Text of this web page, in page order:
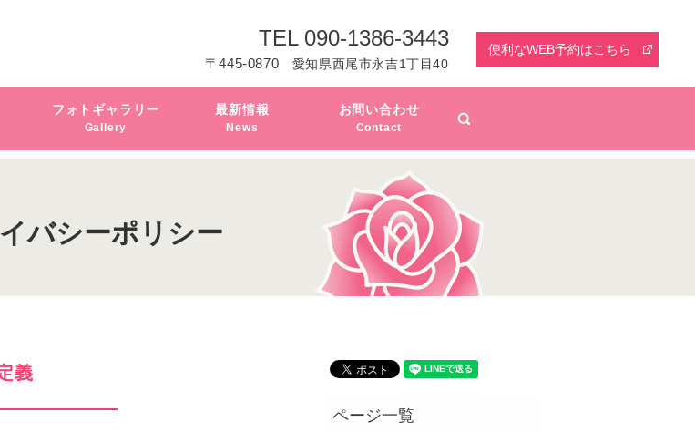
フォトギャラリー
Gallery
最新情報
News
お問い合わせ
Contact
TEL 090-1386-3443
〒445-0870 愛知県西尾市永吉1丁目40
便利なWEB予約はこちら
バシーポリシー
義